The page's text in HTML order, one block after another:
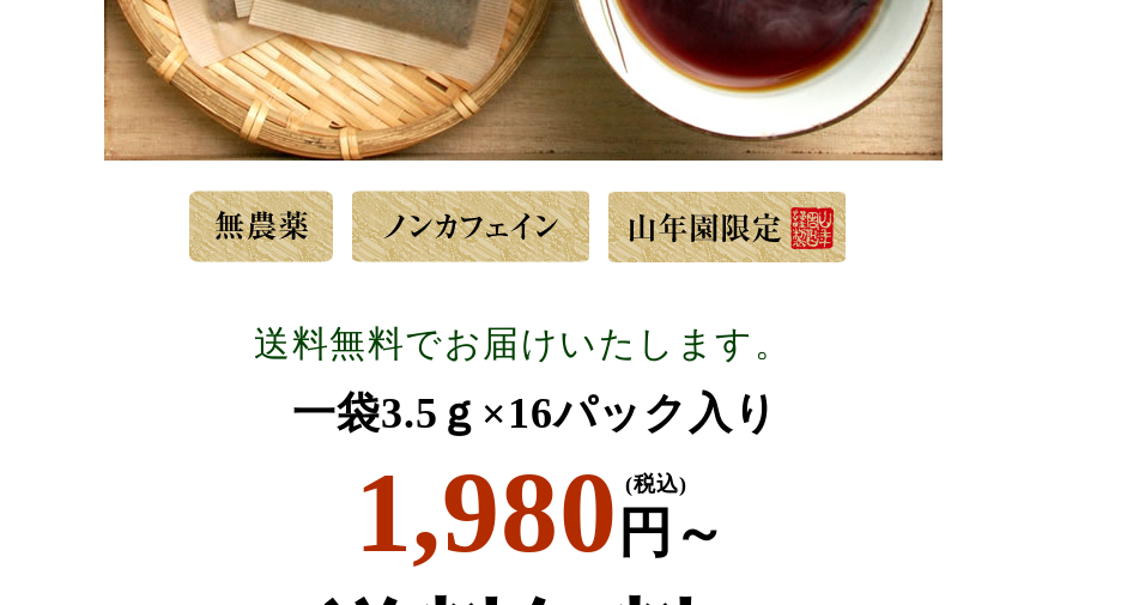
送料無料でお届けいたします。
一袋3.5ｇ×16パック入り
1,980 円～
(税込)